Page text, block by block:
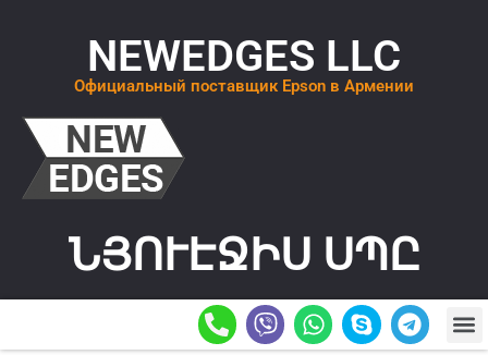
NEWEDGES LLC
Официальный поставщик Epson в Армении
ՆՅՈՒԷՋԻՍ ՍՊԸ